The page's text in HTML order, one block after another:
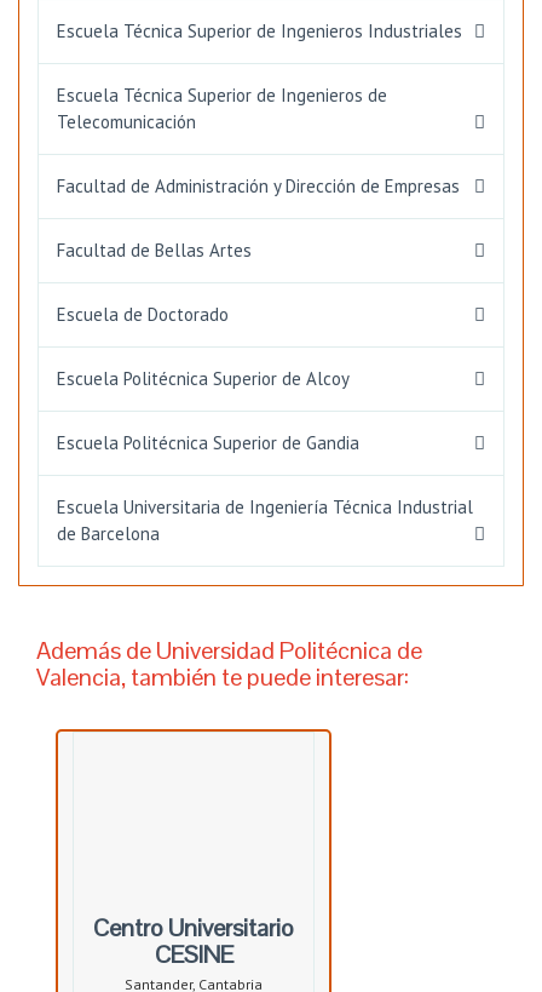
Escuela Técnica Superior de Ingenieros Industriales
Escuela Técnica Superior de Ingenieros de
Telecomunicación
Facultad de Administración y Dirección de Empresas
Facultad de Bellas Artes
Escuela de Doctorado
Escuela Politécnica Superior de Alcoy
Escuela Politécnica Superior de Gandia
Escuela Universitaria de Ingeniería Técnica Industrial
de Barcelona
Además de Universidad Politécnica de
Valencia, también te puede interesar:
Centro Universitario
CESINE
Santander, Cantabria